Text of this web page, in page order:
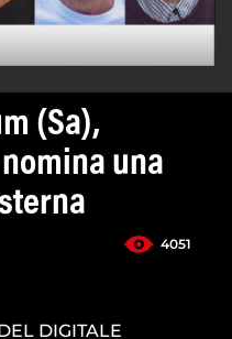
(Sa),
una
4051
DIGITALE